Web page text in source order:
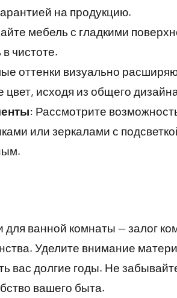
на продукцию.
мебель с гладкими
чистоте.
оттенки визуально
исходя из общего
: Рассмотрите
или зеркалами с
ванной комнаты — залог
Уделите внимание
вас долгие годы. Не
вашего быта.